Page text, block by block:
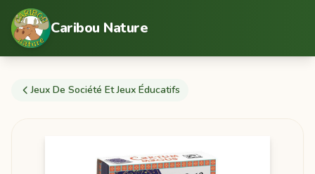
Caribou Nature
Jeux De Société Et Jeux Éducatifs